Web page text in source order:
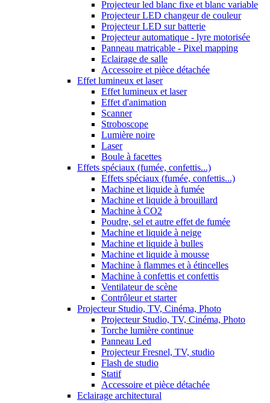
Projecteur led blanc fixe et blanc variable
Projecteur LED changeur de couleur
Projecteur LED sur batterie
Projecteur automatique - lyre motorisée
Panneau matriçable - Pixel mapping
Eclairage de salle
Accessoire et pièce détachée
Effet lumineux et laser
Effet lumineux et laser
Effet d'animation
Scanner
Stroboscope
Lumière noire
Laser
Boule à facettes
Effets spéciaux (fumée, confettis...)
Effets spéciaux (fumée, confettis...)
Machine et liquide à fumée
Machine et liquide à brouillard
Machine à CO2
Poudre, sel et autre effet de fumée
Machine et liquide à neige
Machine et liquide à bulles
Machine et liquide à mousse
Machine à flammes et à étincelles
Machine à confettis et confettis
Ventilateur de scène
Contrôleur et starter
Projecteur Studio, TV, Cinéma, Photo
Projecteur Studio, TV, Cinéma, Photo
Torche lumière continue
Panneau Led
Projecteur Fresnel, TV, studio
Flash de studio
Statif
Accessoire et pièce détachée
Eclairage architectural